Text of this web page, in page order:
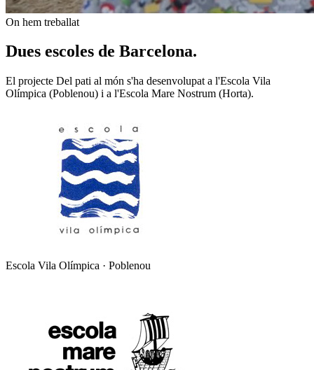
On hem treballat
Dues escoles de Barcelona.
El projecte Del pati al món s'ha desenvolupat a l'Escola Vila
Olímpica (Poblenou) i a l'Escola Mare Nostrum (Horta).
Escola Vila Olímpica · Poblenou